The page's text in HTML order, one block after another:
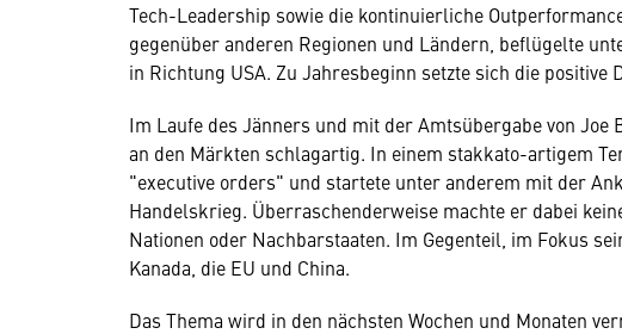
Tech-Leadership sowie die kontinuierliche
gegenüber anderen Regionen und Ländern, beflügelte
in Richtung USA. Zu Jahresbeginn setzte sich die positive
Im Laufe des Jänners und mit der Amtsübergabe von
an den Märkten schlagartig. In einem stakkato-artigem
"executive orders" und startete unter anderem mit der
Handelskrieg. Überraschenderweise machte er dabei
Nationen oder Nachbarstaaten. Im Gegenteil, im Fokus
Kanada, die EU und China.
Das Thema wird in den nächsten Wochen und Monaten